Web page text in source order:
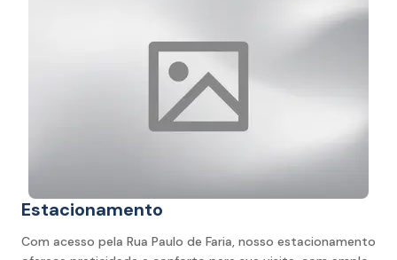
Estacionamento
Com acesso pela Rua Paulo de Faria, nosso estacionamento